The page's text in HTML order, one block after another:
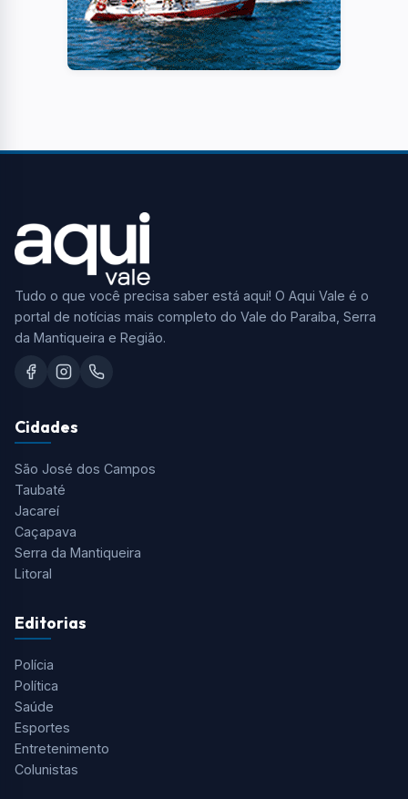
Tudo o que você precisa saber está aqui! O Aqui Vale é o
portal de notícias mais completo do Vale do Paraíba, Serra
da Mantiqueira e Região.
Cidades
São José dos Campos
Taubaté
Jacareí
Caçapava
Serra da Mantiqueira
Litoral
Editorias
Polícia
Política
Saúde
Esportes
Entretenimento
Colunistas